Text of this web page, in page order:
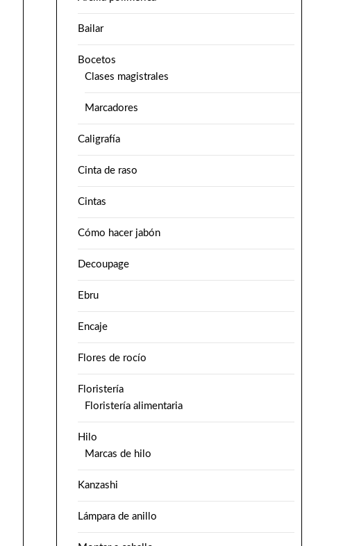
Bailar
Bocetos
Clases magistrales
Marcadores
Caligrafía
Cinta de raso
Cintas
Cómo hacer jabón
Decoupage
Ebru
Encaje
Flores de rocío
Floristería
Floristería alimentaria
Hilo
Marcas de hilo
Kanzashi
Lámpara de anillo